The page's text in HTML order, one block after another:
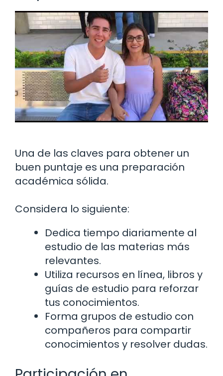
Una de las claves para obtener un
buen puntaje es una preparación
académica sólida.
Considera lo siguiente:
Dedica tiempo diariamente al
estudio de las materias más
relevantes.
Utiliza recursos en línea, libros y
guías de estudio para reforzar
tus conocimientos.
Forma grupos de estudio con
compañeros para compartir
conocimientos y resolver dudas.